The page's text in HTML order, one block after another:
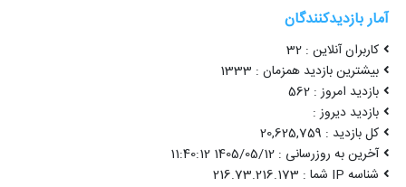
آمار بازدیدکنندگان
کاربران آنلاین : 32
بیشترین بازدید همزمان : 1333
بازدید امروز : 562
بازدید دیروز :
کل بازدید : 20,625,759
آخرین به روزرسانی : 1405/05/12 11:40:12
شناسه IP شما : 216.73.216.173